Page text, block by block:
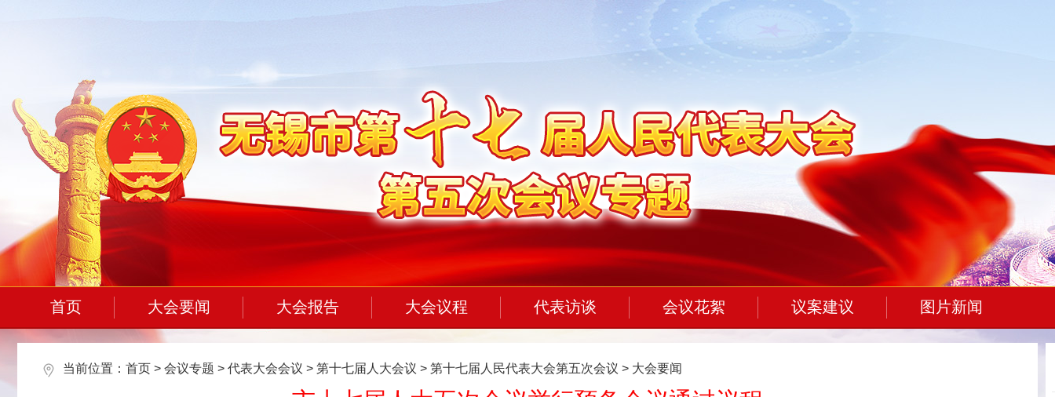
首页 大会要闻 大会报告 大会议程 代表访谈 会议花絮 议案建议 图片新闻
当前位置： 首页 > 会议专题 > 代表大会会议 > 第十七届人大会议 > 第十七届人民代表大会第五次会议 > 大会要闻